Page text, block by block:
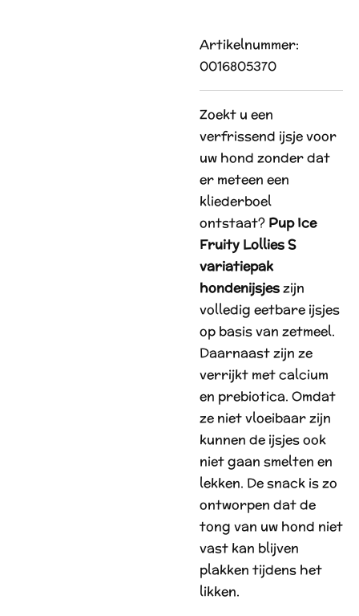
Artikelnummer:
0016805370
Zoekt u een
verfrissend ijsje voor
uw hond zonder dat
er meteen een
kliederboel
ontstaat? Pup Ice
Fruity Lollies S
variatiepak
hondenijsjeszijn
volledig eetbare ijsjes
op basis van zetmeel.
Daarnaast zijn ze
verrijkt met calcium
en prebiotica. Omdat
ze niet vloeibaar zijn
kunnen de ijsjes ook
niet gaan smelten en
lekken. De snack is zo
ontworpen dat de
tong van uw hond niet
vast kan blijven
plakken tijdens het
likken.